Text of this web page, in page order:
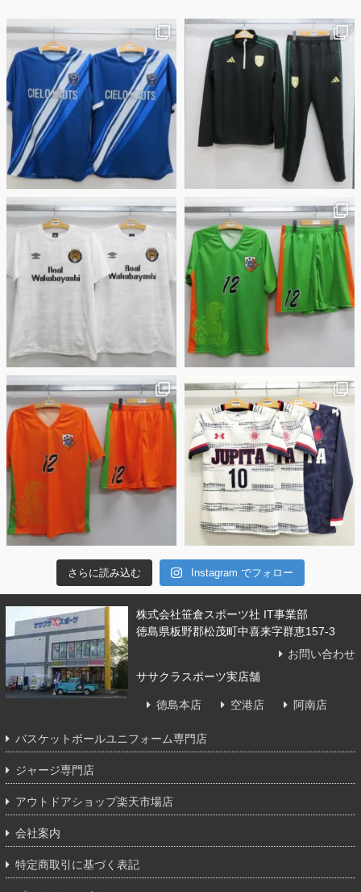
さらに読み込む Instagram でフォロー
株式会社笹倉スポーツ社 IT事業部
徳島県板野郡松茂町中喜来字群恵157-3
お問い合わせ
ササクラスポーツ実店舗
徳島本店 空港店 阿南店
バスケットボールユニフォーム専門店
ジャージ専門店
アウトドアショップ楽天市場店
会社案内
特定商取引に基づく表記